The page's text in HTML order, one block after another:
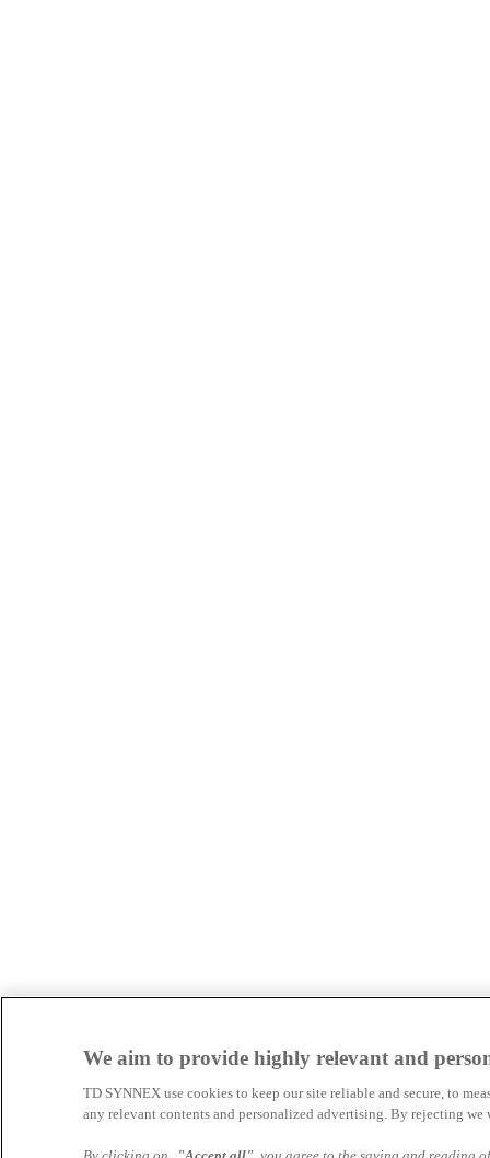
We aim to provide highly relevant and
TD SYNNEX use cookies to keep our site reliable and secure, to
any relevant contents and personalized advertising. By rejecting